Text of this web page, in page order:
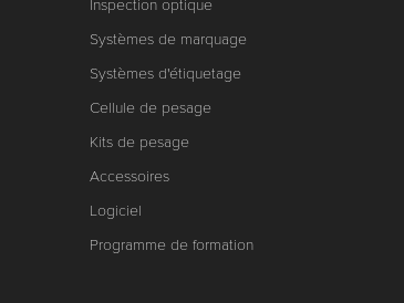
Inspection optique
Systèmes de marquage
Systèmes d'étiquetage
Cellule de pesage
Kits de pesage
Accessoires
Logiciel
Programme de formation